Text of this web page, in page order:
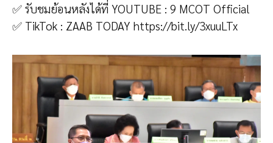
✅ รับชมย้อนหลังได้ที่ YOUTUBE : 9 MCOT Official
✅ TikTok : ZAAB TODAY https://bit.ly/3xuuLTx